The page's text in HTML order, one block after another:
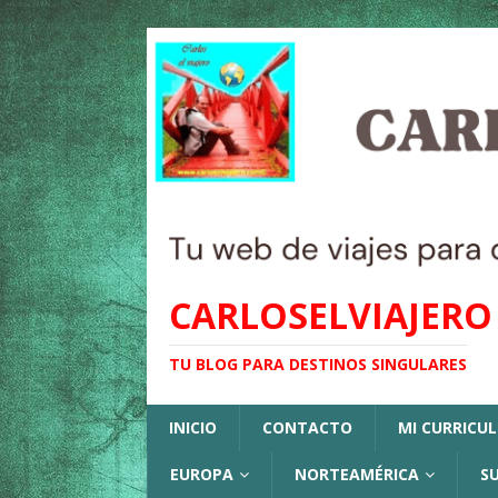
CARLOSELVIAJERO
TU BLOG PARA DESTINOS SINGULARES
INICIO CONTACTO MI
EUROPA NORTEAMÉRICA